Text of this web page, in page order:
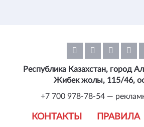
КОНТАКТЫ ПРАВИЛА
Республика Казахстан, город
Жибек жолы, 115/46,
+7 700 978-78-54 —